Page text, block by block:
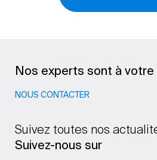
Nos experts sont à votre
NOUS CONTACTER
Suivez toutes nos
Suivez-nous sur